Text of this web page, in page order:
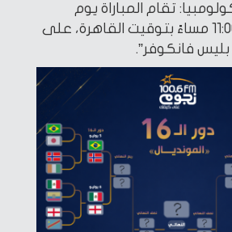
تقام المباراة يوم
الثلاثاء الساعة 11:00 مساءً بتوقيت القاهرة، على
فانكوفر”.